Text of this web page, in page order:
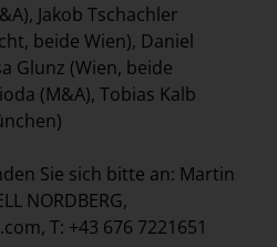
Jakob Tschachler
beide Wien), Daniel
Glunz (Wien, beide
(M&A), Tobias Kalb
Sie sich bitte an: Martin
NORDBERG,
, T: +43 676 7221651